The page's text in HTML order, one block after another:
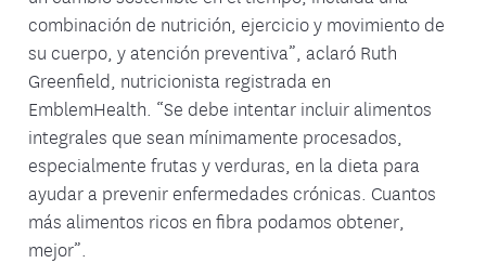
combinación de nutrición, ejercicio y movimiento de
su cuerpo, y atención preventiva”, aclaró Ruth
Greenfield, nutricionista registrada en
EmblemHealth. “Se debe intentar incluir alimentos
integrales que sean mínimamente procesados,
especialmente frutas y verduras, en la dieta para
ayudar a prevenir enfermedades crónicas. Cuantos
más alimentos ricos en fibra podamos obtener,
mejor”.